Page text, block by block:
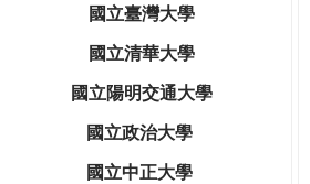
國立臺灣大學
國立清華大學
國立陽明交通大學
國立政治大學
國立中正大學